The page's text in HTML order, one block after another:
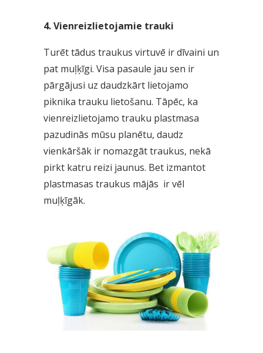
4. Vienreizlietojamie trauki
Turēt tādus traukus virtuvē ir dīvaini un
pat muļķīgi. Visa pasaule jau sen ir
pārgājusi uz daudzkārt lietojamo
piknika trauku lietošanu. Tāpēc, ka
vienreizlietojamo trauku plastmasa
pazudinās mūsu planētu, daudz
vienkāršāk ir nomazgāt traukus, nekā
pirkt katru reizi jaunus. Bet izmantot
plastmasas traukus mājās ir vēl
muļķīgāk.